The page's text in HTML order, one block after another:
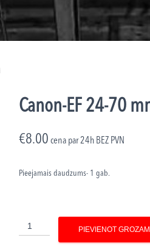
Canon-EF 24-70
€8.00 cena par 24h BEZ PVN
Pieejamais daudzums- 1 gab.
Canon-
EF
PIEVIENOT GROZAM